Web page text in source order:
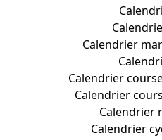
Calendrier
Calendrier
Calendrier
Calendrier
Calendrier